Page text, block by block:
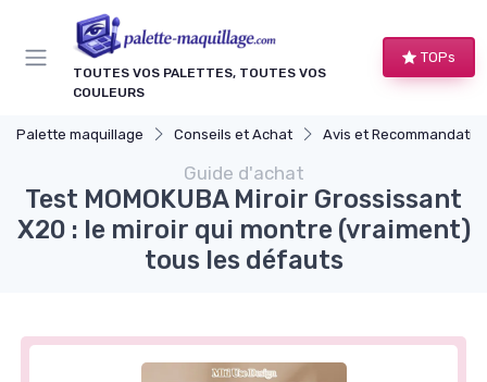
TOUTES VOS PALETTES, TOUTES VOS
COULEURS
TOPs
Palette maquillage Conseils et Achat Avis et Recommandations de
Guide d'achat
Test MOMOKUBA Miroir Grossissant
X20 : le miroir qui montre (vraiment)
tous les défauts
Panneau de gestion des cookies